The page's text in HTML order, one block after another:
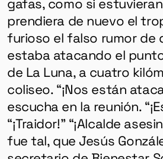
prendiera de nuevo el
furioso el falso rumor de
estaba atacando el
de La Luna, a cuatro
coliseo. “¡Nos están
escucha en la reunión.
“¡Traidor!” “¡Alcalde
fue tal, que Jesús